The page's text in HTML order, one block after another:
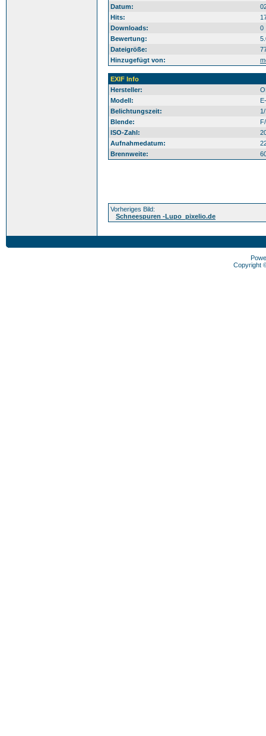
Datum:
Hits:
Downloads:
0
Bewertung:
Dateigröße:
Hinzugefügt von:
EXIF Info
Hersteller:
Modell:
Belichtungszeit:
Blende:
ISO-Zahl:
Aufnahmedatum:
Brennweite:
Vorheriges Bild:
Schneespuren -Lupo_pixelio.de
Copyright